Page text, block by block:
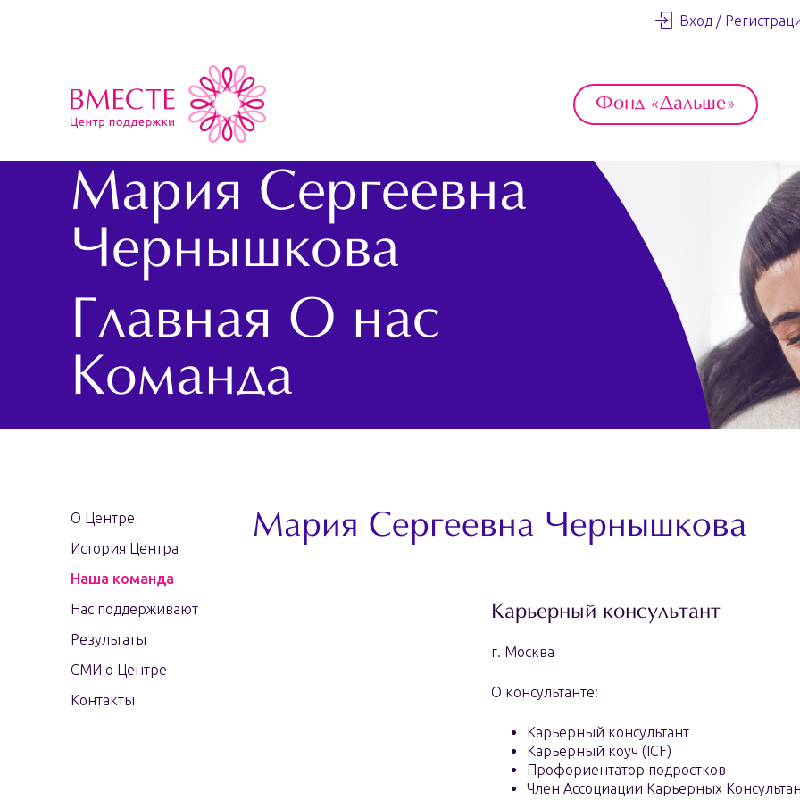
Вход /
Фонд «Дальше»
Мария Сергеевна
Чернышкова
Главная О нас
Команда
О Центре
История Центра
Наша команда
Нас поддерживают
Результаты
СМИ о Центре
Контакты
Мария Сергеевна Чернышкова
Карьерный консультант
г. Москва
О консультанте:
Карьерный консультант
Карьерный коуч (ICF)
Профориентатор подростков
Член Ассоциации Карьерных